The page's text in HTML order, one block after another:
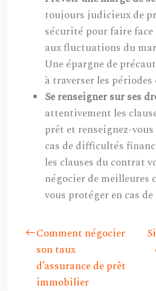
toujours judicieux de
sécurité pour faire
aux fluctuations du
Une épargne de
à traverser les
Se renseigner sur ses
attentivement les
prêt et renseignez-
cas de difficultés
les clauses du contrat
négocier de meilleures
vous protéger en cas
Comment négocier
son taux
d’assurance de prêt
immobilier